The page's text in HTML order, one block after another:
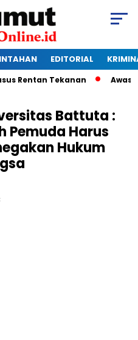
EDITORIAL
Tekanan Awas
Battuta :
Pemuda Harus
Hukum